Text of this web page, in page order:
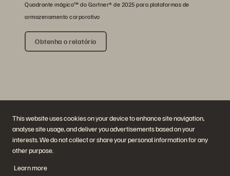
This website uses cookies on your device to enhance site navigation,
analyse site usage, and deliver you advertisements based on your
interests. We do not collect or share your personal information for any
other purpose.
Learn more
Quadrante mágico™ do Gartner® de 2025 para plataformas de
armazenamento corporativo
Obtenha o relatório
Empresa
Carreiras
Soluções